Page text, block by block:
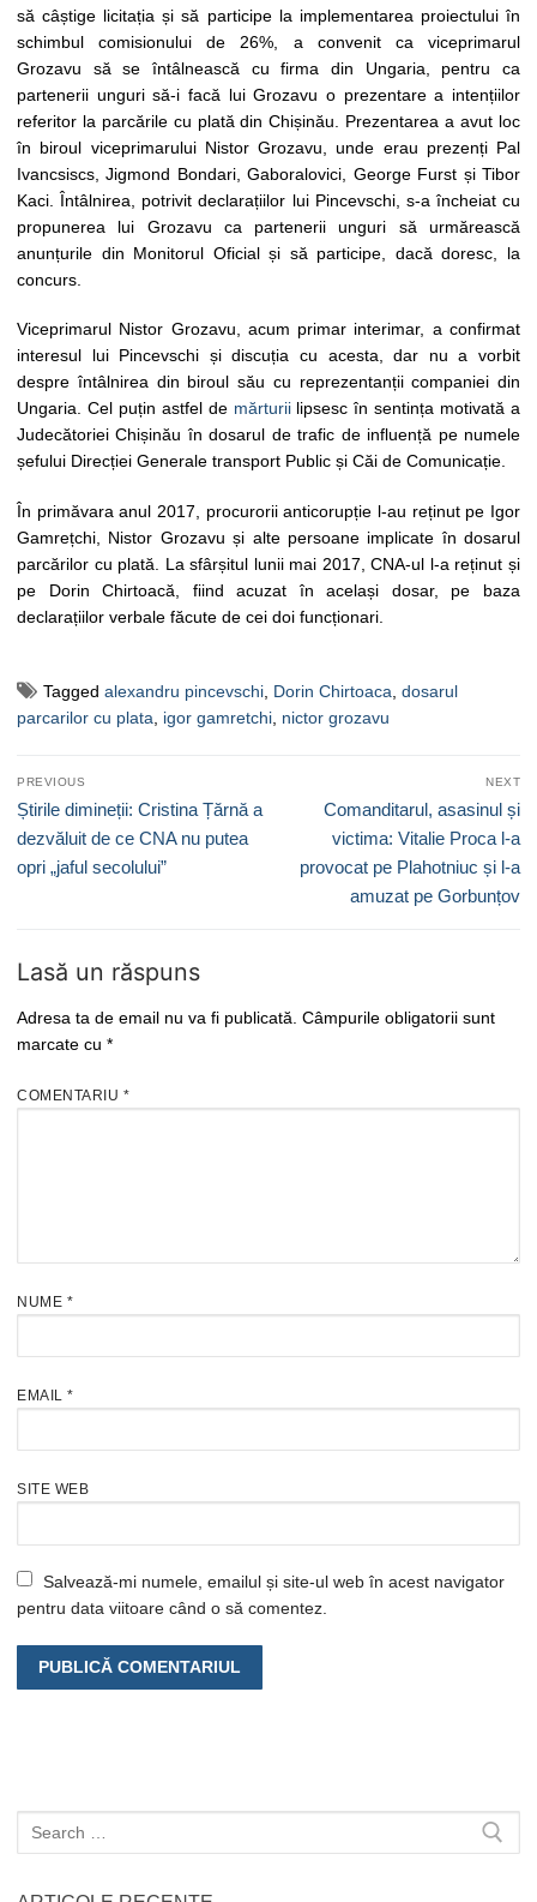
să câștige licitația și să participe la implementarea proiectului în
schimbul comisionului de 26%, a convenit ca viceprimarul
Grozavu să se întâlnească cu firma din Ungaria, pentru ca
partenerii unguri să-i facă lui Grozavu o prezentare a intențiilor
referitor la parcările cu plată din Chișinău. Prezentarea a avut loc
în biroul viceprimarului Nistor Grozavu, unde erau prezenți Pal
Ivancsiscs, Jigmond Bondari, Gaboralovici, George Furst și Tibor
Kaci. Întâlnirea, potrivit declarațiilor lui Pincevschi, s-a încheiat cu
propunerea lui Grozavu ca partenerii unguri să urmărească
anunțurile din Monitorul Oficial și să participe, dacă doresc, la
concurs.
Viceprimarul Nistor Grozavu, acum primar interimar, a confirmat
interesul lui Pincevschi și discuția cu acesta, dar nu a vorbit
despre întâlnirea din biroul său cu reprezentanții companiei din
Ungaria. Cel puțin astfel de mărturiilipsesc în sentința motivată a
Judecătoriei Chișinău în dosarul de trafic de influență pe numele
șefului Direcției Generale transport Public și Căi de Comunicație.
În primăvara anul 2017, procurorii anticorupție l-au reținut pe Igor
Gamrețchi, Nistor Grozavu și alte persoane implicate în dosarul
parcărilor cu plată. La sfârșitul lunii mai 2017, CNA-ul l-a reținut și
pe Dorin Chirtoacă, fiind acuzat în același dosar, pe baza
declarațiilor verbale făcute de cei doi funcționari.
Tagged alexandru pincevschi Dorin Chirtoaca dosarul
parcarilor cu plata
igor gamretchi nictor grozavu
Navigare
în
articole
PREVIOUS
Previous
post:
Știrile dimineții: Cristina Țărnă a
dezvăluit de ce CNA nu putea
opri „jaful secolului”
NEXT
Next
post:
Comanditarul, asasinul și
victima: Vitalie Proca l-a
provocat pe Plahotniuc și l-a
amuzat pe Gorbunțov
Lasă un răspuns
Adresa ta de email nu va fi publicată. Câmpurile obligatorii sunt
marcate cu *
COMENTARIU *
NUME *
EMAIL *
SITE WEB
Salvează-mi numele, emailul și site-ul web în acest navigator
pentru data viitoare când o să comentez.
Caută
după: